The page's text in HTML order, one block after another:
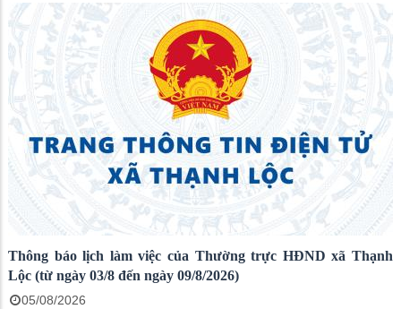
Thông báo lịch làm việc của Thường trực HĐND xã Thạnh
Lộc (từ ngày 03/8 đến ngày 09/8/2026)
05/08/2026